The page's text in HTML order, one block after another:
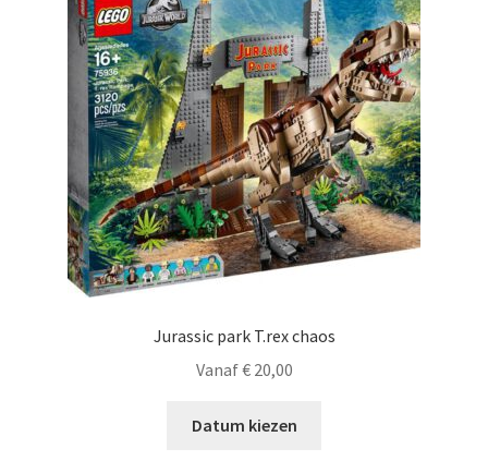
Jurassic park T.rex chaos
Vanaf€20,00
Datum kiezen